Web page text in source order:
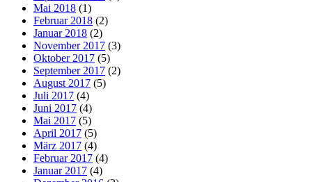
Mai 2018 (1)
Februar 2018 (2)
Januar 2018 (2)
November 2017 (3)
Oktober 2017 (5)
September 2017 (2)
August 2017 (5)
Juli 2017 (4)
Juni 2017 (4)
Mai 2017 (5)
April 2017 (5)
März 2017 (4)
Februar 2017 (4)
Januar 2017 (4)